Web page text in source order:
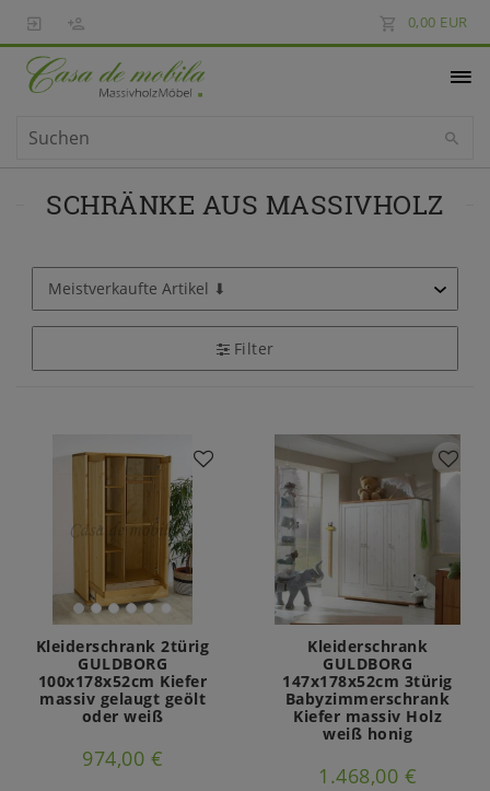
0,00 EUR
SCHRÄNKE AUS MASSIVHOLZ
Filter
Kleiderschrank 2türig
GULDBORG
100x178x52cm Kiefer
massiv gelaugt geölt
oder weiß
974,00 €
Kleiderschrank
GULDBORG
147x178x52cm 3türig
Babyzimmerschrank
Kiefer massiv Holz
weiß honig
1.468,00 €